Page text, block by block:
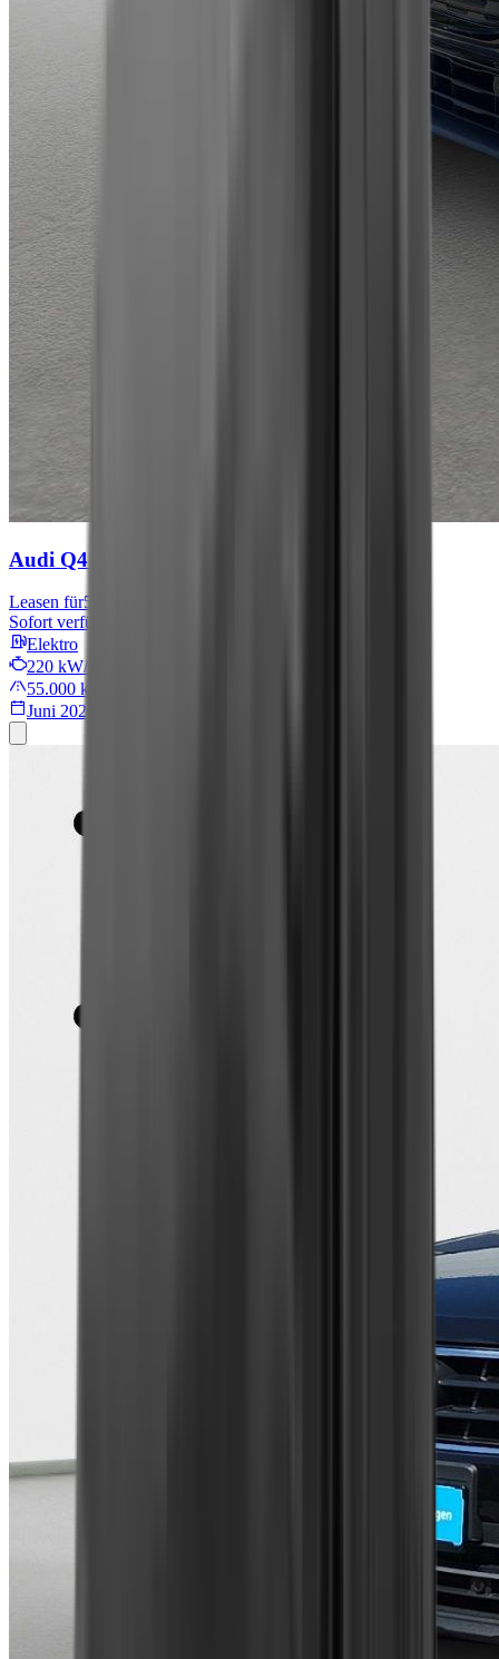
Audi Q4 e-tron
Leasen für576 € mtl.
Sofort verfügbar
Elektro
220 kW/299 PS
55.000 km
Juni 2022